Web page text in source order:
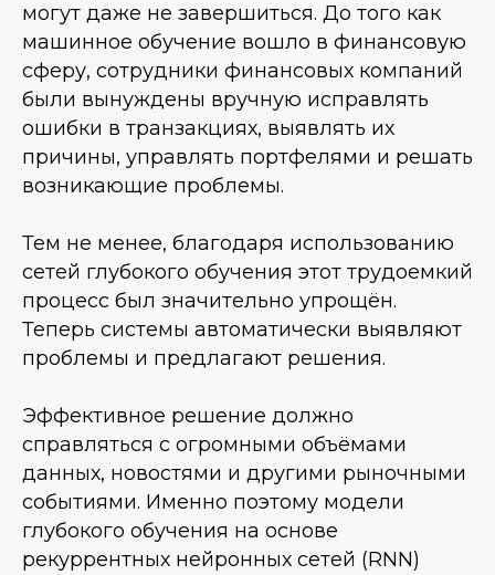
могут даже не завершиться. До того как
машинное обучение вошло в финансовую
сферу, сотрудники финансовых компаний
были вынуждены вручную исправлять
ошибки в транзакциях, выявлять их
причины, управлять портфелями и решать
возникающие проблемы.
Тем не менее, благодаря использованию
сетей глубокого обучения этот трудоемкий
процесс был значительно упрощён.
Теперь системы автоматически выявляют
проблемы и предлагают решения.
Эффективное решение должно
справляться с огромными объёмами
данных, новостями и другими рыночными
событиями. Именно поэтому модели
глубокого обучения на основе
рекуррентных нейронных сетей (RNN)